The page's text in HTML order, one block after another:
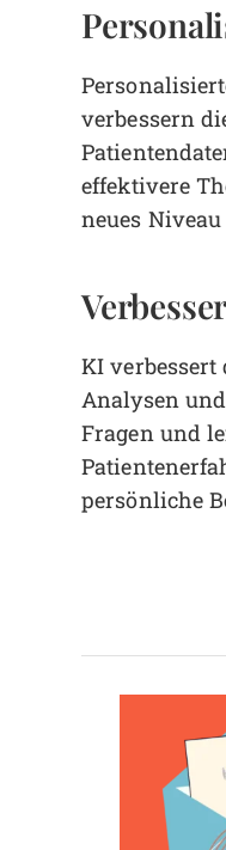
verbessern
effektivere
neues
KI
Analysen
Fragen und
persönliche